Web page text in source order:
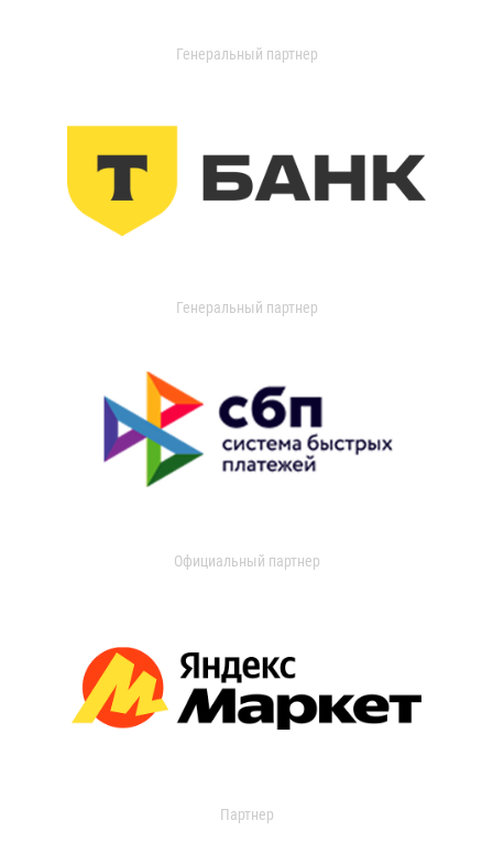
Генеральный партнер
Генеральный партнер
Официальный партнер
Партнер